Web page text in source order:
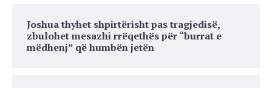
Joshua thyhet shpirtërisht pas tragjedisë,
zbulohet mesazhi rrëqethës për “burrat e
mëdhenj” që humbën jetën